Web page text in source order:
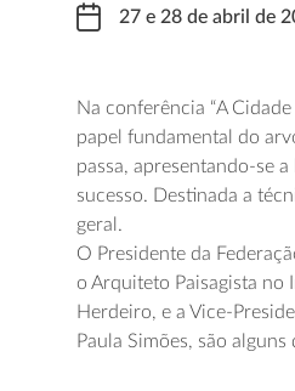
27 e 28 de abril de
Na conferência “A
papel fundamental do
passa, apresentando-se
sucesso. Destinada a
geral.
O Presidente da
o Arquiteto Paisagista no
Herdeiro, e a Vice-
Paula Simões, são